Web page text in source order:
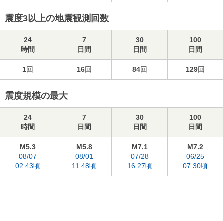
震度3以上の地震観測回数
24
時間
7
日間
30
日間
100
日間
1回 16回 84回 129回
震度規模の最大
24
時間
7
日間
30
日間
100
日間
M5.3
08/07
02:43頃
M5.8
08/01
11:48頃
M7.1
07/28
16:27頃
M7.2
06/25
07:30頃